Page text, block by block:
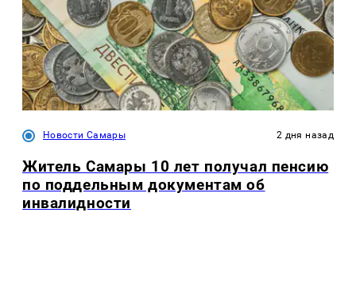
Новости Самары 2 дня назад
Житель Самары 10 лет получал пенсию
по поддельным документам об
инвалидности